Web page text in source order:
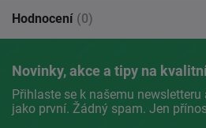
Hodnocení (0)
Novinky, akce a tipy na
Přihlaste se k našemu
jako první. Žádný spam. Jen